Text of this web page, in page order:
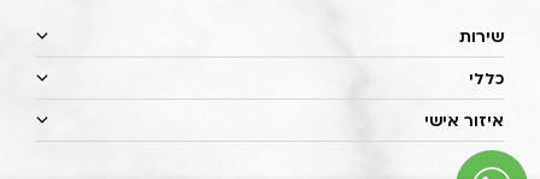
שירות
כללי
איזור אישי